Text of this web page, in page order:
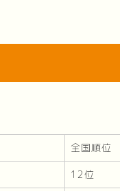
全国順位
12位